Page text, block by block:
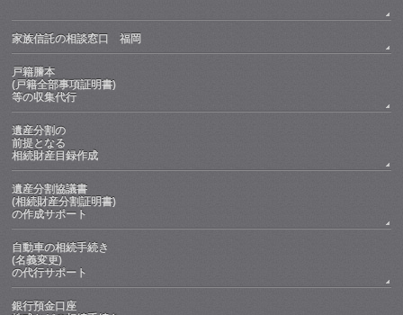
家族信託の相談窓口 福岡
戸籍謄本
(戸籍全部事項証明書)
等の収集代行
遺産分割の
前提となる
相続財産目録作成
遺産分割協議書
(相続財産分割証明書)
の作成サポート
自動車の相続手続き
(名義変更)
の代行サポート
銀行預金口座